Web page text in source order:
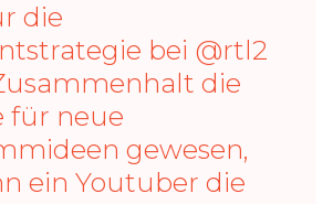
die
bei @rtl2
die
für neue
gewesen,
ein Youtuber die